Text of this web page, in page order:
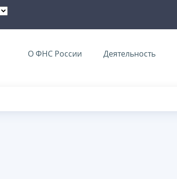
О ФНС России Деятельность